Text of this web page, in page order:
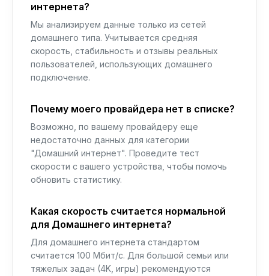
интернета?
Мы анализируем данные только из сетей
домашнего типа. Учитывается средняя
скорость, стабильность и отзывы реальных
пользователей, использующих домашнего
подключение.
Почему моего провайдера нет в списке?
Возможно, по вашему провайдеру еще
недостаточно данных для категории
"Домашний интернет". Проведите тест
скорости с вашего устройства, чтобы помочь
обновить статистику.
Какая скорость считается нормальной
для Домашнего интернета?
Для домашнего интернета стандартом
считается 100 Мбит/с. Для большой семьи или
тяжелых задач (4K, игры) рекомендуются